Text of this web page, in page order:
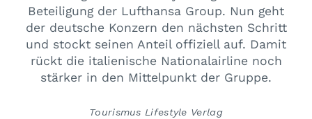
Beteiligung der Lufthansa Group. Nun geht
der deutsche Konzern den nächsten Schritt
und stockt seinen Anteil offiziell auf. Damit
rückt die italienische Nationalairline noch
stärker in den Mittelpunkt der Gruppe.
Tourismus Lifestyle Verlag